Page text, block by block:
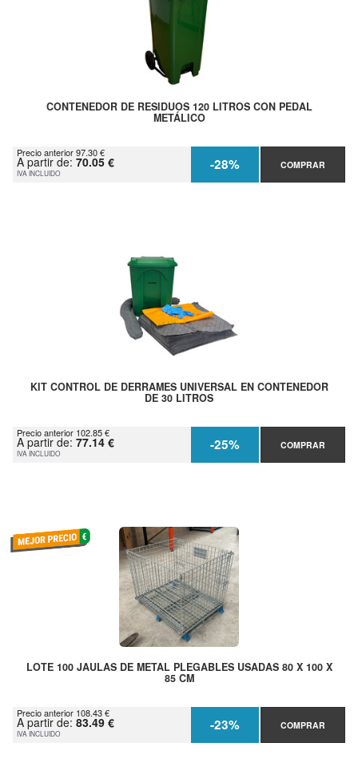
CONTENEDOR DE RESIDUOS 120 LITROS CON PEDAL
METÁLICO
Precio anterior 97.30 €
A partir de: 70.05 €
IVA INCLUIDO -28% COMPRAR
KIT CONTROL DE DERRAMES UNIVERSAL EN CONTENEDOR
DE 30 LITROS
Precio anterior 102.85 €
A partir de: 77.14 €
IVA INCLUIDO -25% COMPRAR
LOTE 100 JAULAS DE METAL PLEGABLES USADAS 80 X 100 X
85 CM
Precio anterior 108.43 €
A partir de: 83.49 €
IVA INCLUIDO -23% COMPRAR